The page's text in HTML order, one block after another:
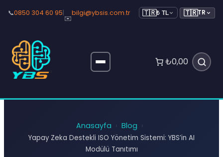
📞0850 304 60 95|
✉️
bilgi@ybsis.com.tr 🇹🇷₺ TL 🇹🇷TR
₺0,00
Anasayfa › Blog ›
Yapay Zeka Destekli ISO Yönetim Sistemi: YBS’in AI
Modülü Tanıtımı